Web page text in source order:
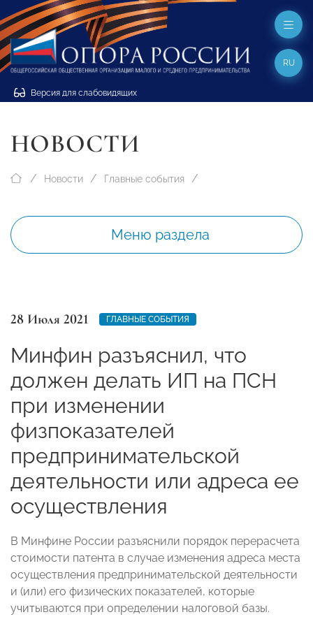
Версия для слабовидящих
RU
НОВОСТИ
Новости Главные события
Меню раздела
28 Июля 2021 ГЛАВНЫЕ СОБЫТИЯ
Минфин разъяснил, что
должен делать ИП на ПСН
при изменении
физпоказателей
предпринимательской
деятельности или адреса ее
осуществления
В Минфине России разъяснили порядок перерасчета
стоимости патента в случае изменения адреса места
осуществления предпринимательской деятельности
и (или) его физических показателей, которые
учитываются при определении налоговой базы.